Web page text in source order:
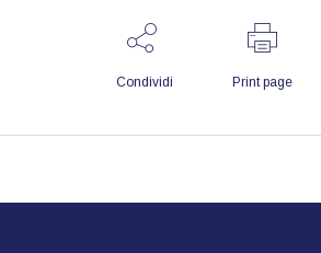
Condividi Print page